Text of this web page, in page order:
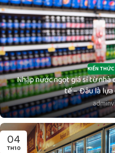
KIẾN
Nhập nước ngọt giá sỉ từ nhà
tế – Đâu là
04
TH10